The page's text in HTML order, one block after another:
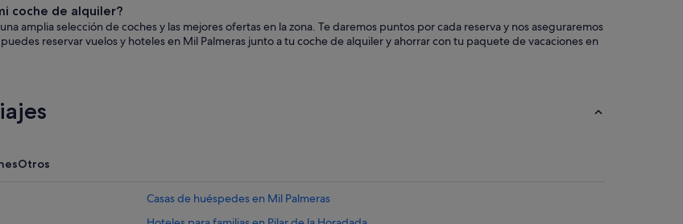
coche de alquiler?
amplia selección de coches y las mejores ofertas en la zona. Te daremos puntos por cada reserva y nos aseguraremos
reservar vuelos y hoteles en Mil Palmeras junto a tu coche de alquiler y ahorrar con tu paquete de vacaciones en
Otros
Casas de huéspedes en Mil Palmeras